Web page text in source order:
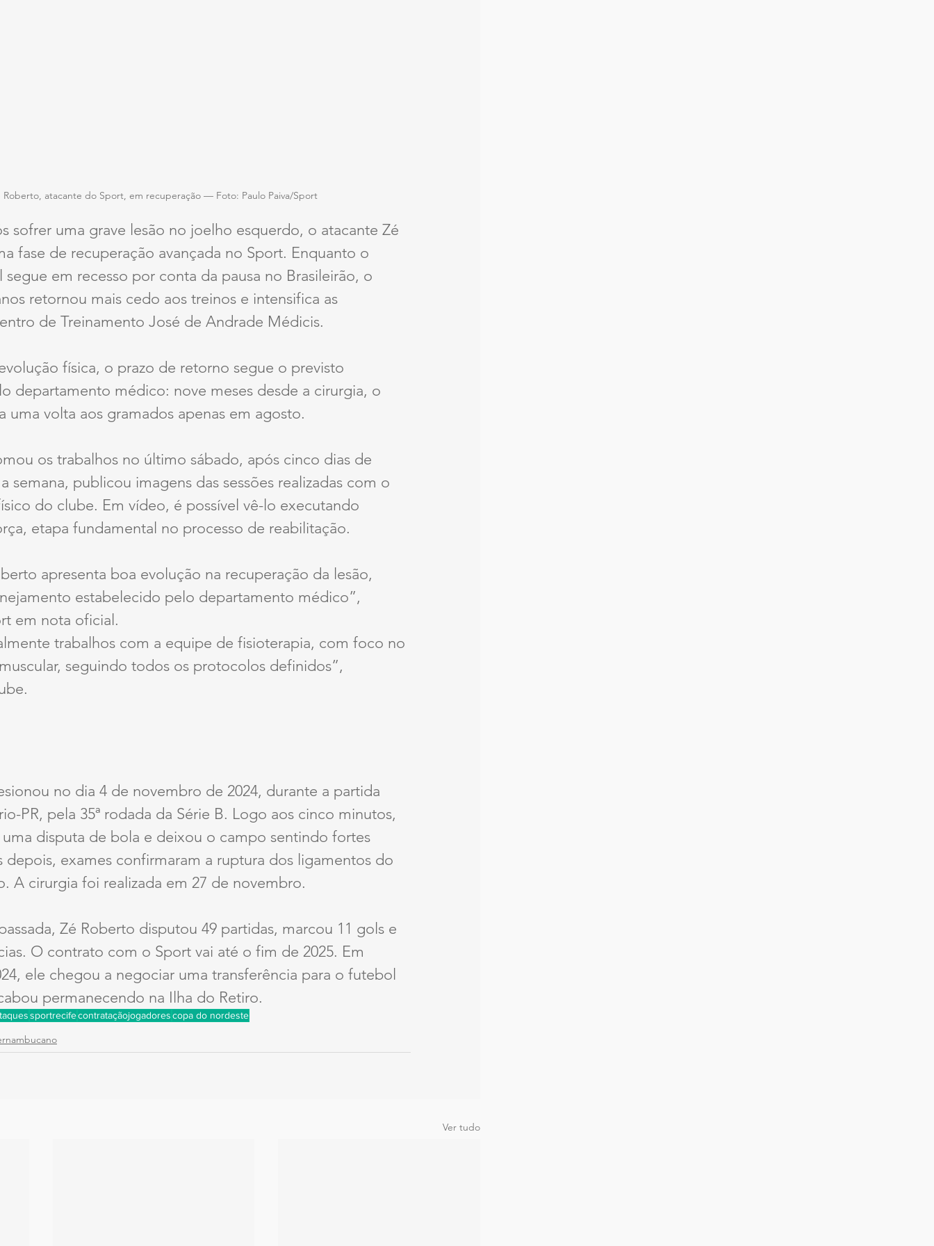
Roberto, atacante do Sport, em recuperação — Foto: Paulo Paiva/Sport
sofrer uma grave lesão no joelho esquerdo, o atacante Zé
fase de recuperação avançada no Sport. Enquanto o
em recesso por conta da pausa no Brasileirão, o
retornou mais cedo aos treinos e intensifica as
de Treinamento José de Andrade Médicis.
física, o prazo de retorno segue o previsto
departamento médico: nove meses desde a cirurgia, o
uma volta aos gramados apenas em agosto.
os trabalhos no último sábado, após cinco dias de
semana, publicou imagens das sessões realizadas com o
do clube. Em vídeo, é possível vê-lo executando
etapa fundamental no processo de reabilitação.
apresenta boa evolução na recuperação da lesão,
estabelecido pelo departamento médico”,
em nota oficial.
trabalhos com a equipe de fisioterapia, com foco no
seguindo todos os protocolos definidos”,
no dia 4 de novembro de 2024, durante a partida
PR, pela 35ª rodada da Série B. Logo aos cinco minutos,
disputa de bola e deixou o campo sentindo fortes
depois, exames confirmaram a ruptura dos ligamentos do
A cirurgia foi realizada em 27 de novembro.
Zé Roberto disputou 49 partidas, marcou 11 gols e
O contrato com o Sport vai até o fim de 2025. Em
ele chegou a negociar uma transferência para o futebol
permanecendo na Ilha do Retiro.
sportrecifecontrataçãojogadorescopa do nordeste
Ver tudo